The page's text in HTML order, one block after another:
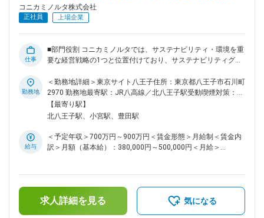
はコニカミノルタ株式会社の新規デバイス技術開発や各事業の
先行デバイス技術開発を担う部署です。微細加工技術、成形/
す。 所属するメンバーは様々な技術スキルと多様なバックグ
ラウンドを持っており、互いを尊重しながらも活発に議論やア
課題 成長市場のニーズを捉え、そこに必要となるデバイス技
術を生み出して事業化に繋げることが喫緊の課題です。 その
ためにはコニカミノルタが保有する要素技術を理解しながら
も、それに捉われ過ぎずに新たな発想や技術を付加して進化さ
になります。そのような環境を一緒に醸成してもらえる仲間を
増やし組織の力を高めたいと考えています。 変更の範囲：会
コニカミノルタ株式会社
正社員 上場企業
仕事
■部門役割 コニカミノルタでは、サステナビリティ・環境を重
要な経営戦略の1つと位置付けており、サステナビリティグル
います。当グループは、経営戦略と一体となった長期環境ビジ
ョン・中期環境計画の企画立案および情報開示、目標達成に向
けた推進を担当しています。グローバル全事業領域および全グ
ループ会社の環境活動を統括し、特に企業成長・事業成長につ
野における企業間連携の取り組みとしては希少なプラットフォ
ームである「環境デジタルプラットフォーム」を運営してお
出を通じた事業成長（事業の高付加価値化など）および新規事
業創出につながる戦略の立案から、体制・仕組みの構築、実行
までを、各事業の戦略部門と連携しながら推進していただきま
勤務地
＜勤務地詳細＞東京サイト八王子住所：東京都八王子市石川町
2970 勤務地最寄駅：JR八高線／北八王子駅受動喫煙対策：屋
内全面禁煙変更の範囲：会社の定める事業所（リモートワーク
含む）
【最寄り駅】
北八王子駅、小宮駅、豊田駅
給与
＜予定年収＞700万円～900万円＜賃金形態＞月給制＜賃金内
訳＞月額（基本給）：380,000円～500,000円＜月給＞
り、選考を通じて上下する可能性があります。月給(月額)は固
定手当を含めた表記です。
求人詳細を見る 気になる